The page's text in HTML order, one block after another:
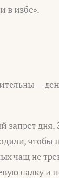
в избе».
—
запрет
чтобы
чащ не
палку и